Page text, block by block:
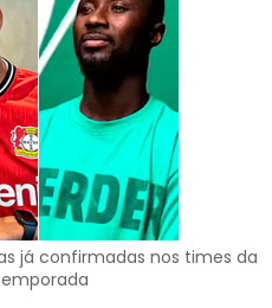
já confirmadas nos times da